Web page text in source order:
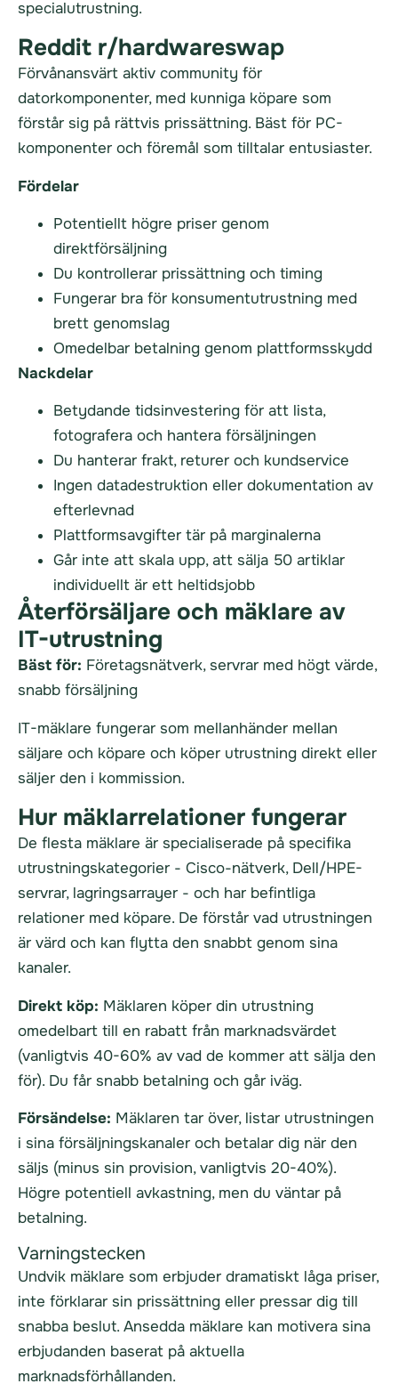
specialutrustning.
Reddit r/hardwareswap
Förvånansvärt aktiv community för
datorkomponenter, med kunniga köpare som
förstår sig på rättvis prissättning. Bäst för PC-
komponenter och föremål som tilltalar entusiaster.
Fördelar
Potentiellt högre priser genom
direktförsäljning
Du kontrollerar prissättning och timing
Fungerar bra för konsumentutrustning med
brett genomslag
Omedelbar betalning genom plattformsskydd
Nackdelar
Betydande tidsinvestering för att lista,
fotografera och hantera försäljningen
Du hanterar frakt, returer och kundservice
Ingen datadestruktion eller dokumentation av
efterlevnad
Plattformsavgifter tär på marginalerna
Går inte att skala upp, att sälja 50 artiklar
individuellt är ett heltidsjobb
Återförsäljare och mäklare av
IT-utrustning
Bäst för: Företagsnätverk, servrar med högt värde,
snabb försäljning
IT-mäklare fungerar som mellanhänder mellan
säljare och köpare och köper utrustning direkt eller
säljer den i kommission.
Hur mäklarrelationer fungerar
De flesta mäklare är specialiserade på specifika
utrustningskategorier - Cisco-nätverk, Dell/HPE-
servrar, lagringsarrayer - och har befintliga
relationer med köpare. De förstår vad utrustningen
är värd och kan flytta den snabbt genom sina
kanaler.
Direkt köp: Mäklaren köper din utrustning
omedelbart till en rabatt från marknadsvärdet
(vanligtvis 40-60% av vad de kommer att sälja den
för). Du får snabb betalning och går iväg.
Försändelse: Mäklaren tar över, listar utrustningen
i sina försäljningskanaler och betalar dig när den
säljs (minus sin provision, vanligtvis 20-40%).
Högre potentiell avkastning, men du väntar på
betalning.
Varningstecken
Undvik mäklare som erbjuder dramatiskt låga priser,
inte förklarar sin prissättning eller pressar dig till
snabba beslut. Ansedda mäklare kan motivera sina
erbjudanden baserat på aktuella
marknadsförhållanden.